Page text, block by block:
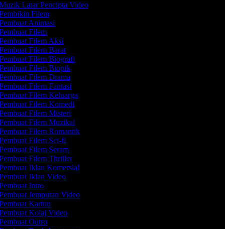
Latar Pencipta Video
Filem
Animasi
Filem
Filem Aksi
Filem Barat
Filem Biografi
Filem Biopik
Filem Drama
Filem Fantasi
Filem Keluarga
Filem Komedi
Filem Misteri
Filem Muzikal
Filem Romantik
Filem Sci-fi
Filem Seram
Filem Thriller
Iklan Komersial
Iklan Video
Intro
Jemputan Video
Kartun
Kolaj Video
Outro